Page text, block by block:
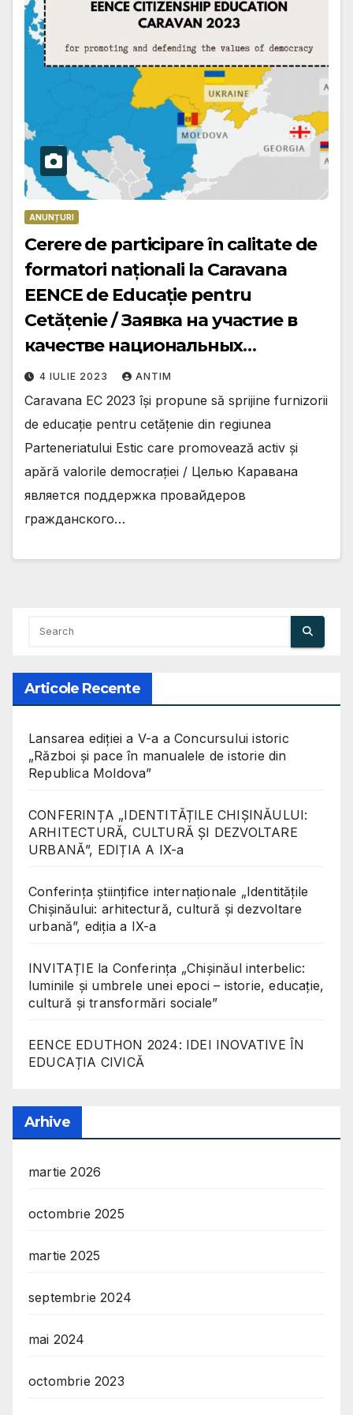
ANUNȚURI
Cerere de participare în calitate de
formatori naționali la Caravana
EENCE de Educație pentru
Cetățenie / Заявка на участие в
качестве национальных
тренеров в караване
гражданского образования
EENCE
4 IULIE 2023 ANTIM
Caravana EC 2023 își propune să sprijine furnizorii
de educație pentru cetățenie din regiunea
Parteneriatului Estic care promovează activ și
apără valorile democrației / Целью Каравана
является поддержка провайдеров
гражданского…
Articole Recente
Lansarea ediției a V-a a Concursului istoric
„Război și pace în manualele de istorie din
Republica Moldova”
CONFERINȚA „IDENTITĂȚILE CHIȘINĂULUI:
ARHITECTURĂ, CULTURĂ ȘI DEZVOLTARE
URBANĂ”, EDIȚIA A IX-a
Conferinţa științifice internaționale „Identitățile
Chișinăului: arhitectură, cultură și dezvoltare
urbană”, ediția a IX-a
INVITAȚIE la Conferința „Chișinăul interbelic:
luminile și umbrele unei epoci – istorie, educație,
cultură și transformări sociale”
EENCE EDUTHON 2024: IDEI INOVATIVE ÎN
EDUCAȚIA CIVICĂ
Arhive
martie 2026
octombrie 2025
martie 2025
septembrie 2024
mai 2024
octombrie 2023